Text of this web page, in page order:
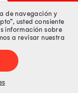
Todos los derechos
online publicados
de navegación y
usted consiente
información sobre
a revisar nuestra